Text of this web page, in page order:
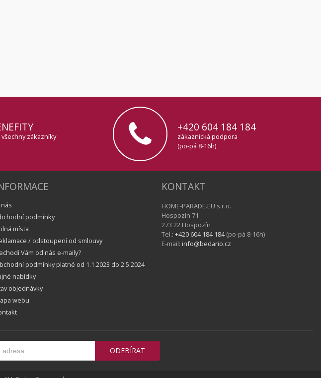
zákazníky
+420 604 184 184
zákaznická podpora
(po-pá 8-16h)
nás
podmínky
místa
/ odstoupení od smlouvy
Vám od nás e-maily?
podmínky platné od 1.1.2023 do 2.5.2024
nabídky
objednávky
webu
KONTAKT
HOME-PARADE.EU s.r.o.
Hospozín 71
273 22 Hospozín
Tel.: +420 604 184 184(po-pá 8-16h)
E-mail: info@bedario.cz
ODEBÍRAT